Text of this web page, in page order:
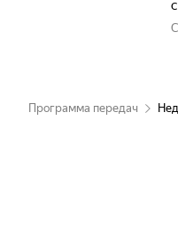
Программа передач